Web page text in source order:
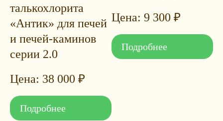
талькохлорита
«Антик» для печей
и печей-каминов
серии 2.0
38 000 ₽
Подробнее
9 300 ₽
Подробнее